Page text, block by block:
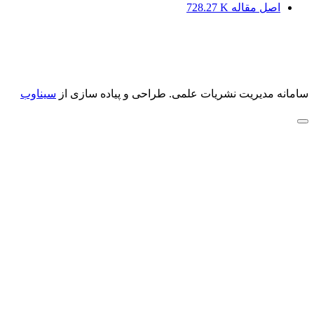
اصل مقاله 728.27 K
سامانه مدیریت نشریات علمی. طراحی و پیاده سازی از سیناوب